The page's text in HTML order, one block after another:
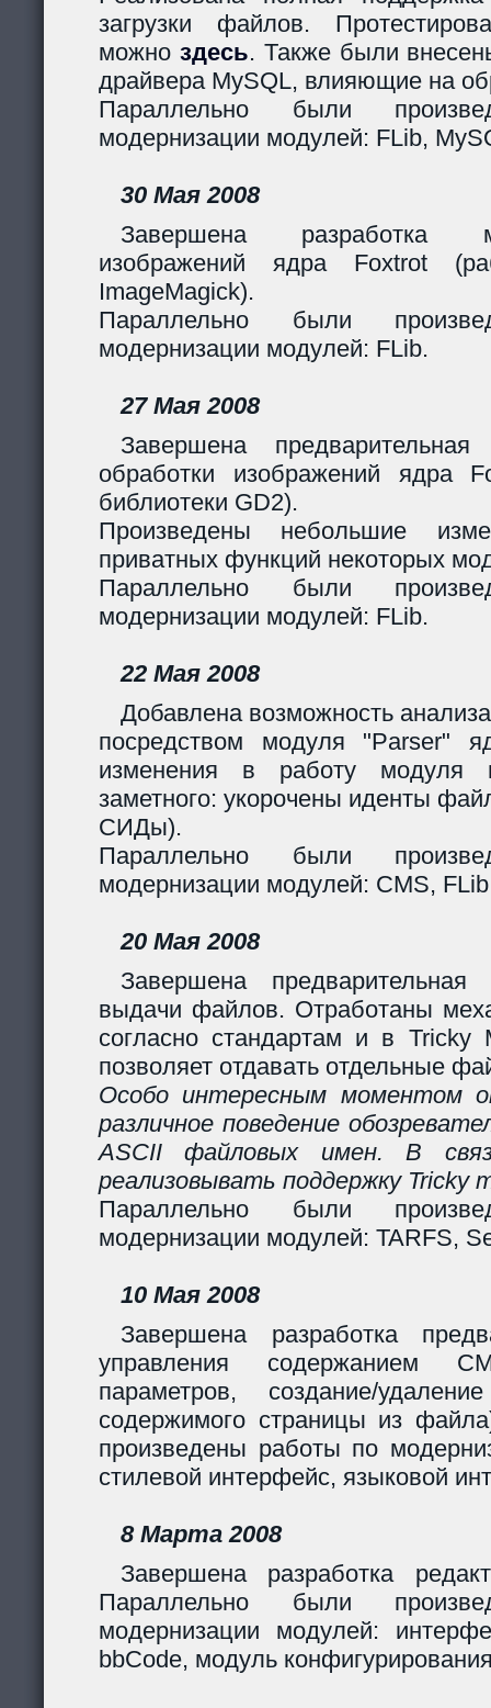
загрузки файлов.
можно здесь. Также были
драйвера MySQL, влияющие на
Параллельно были
модернизации модулей: FLib,
30 Мая 2008
Завершена разработка
изображений ядра Foxtrot
ImageMagick).
Параллельно были
модернизации модулей: FLib.
27 Мая 2008
Завершена
обработки изображений ядра
библиотеки GD2).
Произведены небольшие
приватных функций некоторых
Параллельно были
модернизации модулей: FLib.
22 Мая 2008
Добавлена возможность
посредством модуля "Parser"
изменения в работу модуля
заметного: укорочены иденты
СИДы).
Параллельно были
модернизации модулей: CMS,
20 Мая 2008
Завершена предварительная
выдачи файлов. Отработаны
согласно стандартам и в Tricky
позволяет отдавать отдельные
Особо интересным моментом
различное поведение
ASCII файловых имен. В
реализовывать поддержку Tricky
Параллельно были
модернизации модулей: TARFS,
10 Мая 2008
Завершена разработка
управления содержанием
параметров, создание/
содержимого страницы из
произведены работы по
стилевой интерфейс, языковой
8 Марта 2008
Завершена разработка
Параллельно были
модернизации модулей:
bbCode, модуль